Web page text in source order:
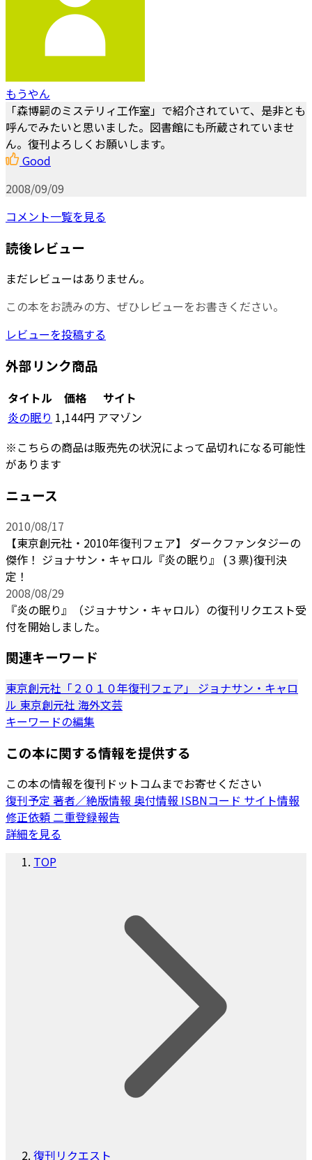
もうやん
「森博嗣のミステリィ工作室」で紹介されていて、是非とも
呼んでみたいと思いました。図書館にも所蔵されていませ
ん。復刊よろしくお願いします。
Good
2008/09/09
コメント一覧を見る
読後レビュー
まだレビューはありません。
この本をお読みの方、ぜひレビューをお書きください。
レビューを投稿する
外部リンク商品
タイトル 価格
サイト
炎の眠り 1,144円 アマゾン
※こちらの商品は販売先の状況によって品切れになる可能性
があります
ニュース
2010/08/17
【東京創元社・2010年復刊フェア】 ダークファンタジーの
傑作！ ジョナサン・キャロル『炎の眠り』 (３票)復刊決
定！
2008/08/29
『炎の眠り』（ジョナサン・キャロル）の復刊リクエスト受
付を開始しました。
関連キーワード
東京創元社「２０１０年復刊フェア」 ジョナサン・キャロ
ル 東京創元社 海外文芸
キーワードの編集
この本に関する情報を提供する
この本の情報を復刊ドットコムまでお寄せください
復刊予定 著者／絶版情報 奥付情報 ISBNコード サイト情報
修正依頼 二重登録報告
詳細を見る
TOP
復刊リクエスト